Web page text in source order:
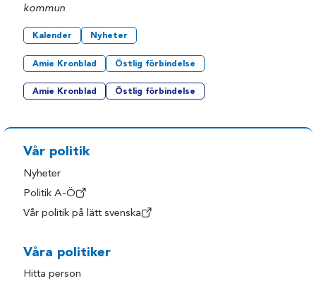
kommun
Kalender Nyheter
Amie Kronblad Östlig förbindelse
Amie Kronblad Östlig förbindelse
Vår politik
Nyheter
Politik A-Ö
Vår politik på lätt svenska
Våra politiker
Hitta person